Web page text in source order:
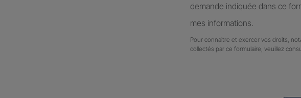
demande indiquée dans ce
mes informations.
Pour connaitre et exercer vos droits,
collectés par ce formulaire, veuillez